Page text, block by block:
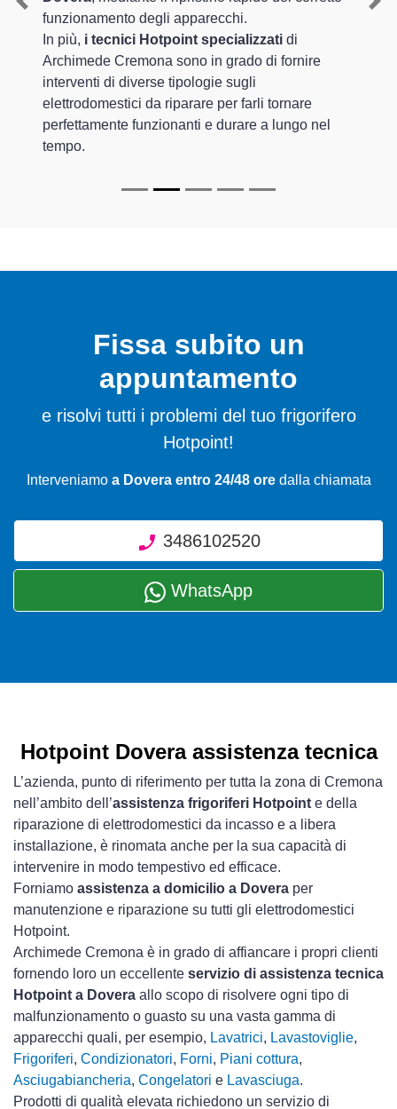
funzionamento degli apparecchi.
In più, i tecnici Hotpoint specializzati di
Archimede Cremona sono in grado di fornire
interventi di diverse tipologie sugli
elettrodomestici da riparare per farli tornare
perfettamente funzionanti e durare a lungo nel
tempo.
Previous
Fissa subito un
appuntamento
e risolvi tutti i problemi del tuo frigorifero
Hotpoint!
Interveniamo a Dovera entro 24/48 oredalla chiamata
3486102520
WhatsApp
Hotpoint Dovera assistenza tecnica
L’azienda, punto di riferimento per tutta la zona di Cremona
nell’ambito dell’assistenza frigoriferi Hotpoint e della
riparazione di elettrodomestici da incasso e a libera
installazione, è rinomata anche per la sua capacità di
intervenire in modo tempestivo ed efficace.
Forniamo assistenza a domicilio a Dovera per
manutenzione e riparazione su tutti gli elettrodomestici
Hotpoint.
Archimede Cremona è in grado di affiancare i propri clienti
fornendo loro un eccellente servizio di assistenza tecnica
Hotpoint a Dovera allo scopo di risolvere ogni tipo di
malfunzionamento o guasto su una vasta gamma di
apparecchi quali, per esempio, Lavatrici, Lavastoviglie,
Frigoriferi, Condizionatori, Forni, Piani cottura,
Asciugabiancheria, Congelatori e Lavasciuga.
Prodotti di qualità elevata richiedono un servizio di